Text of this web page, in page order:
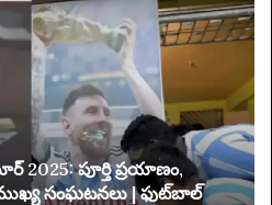
యా
క్సె
స్
ప
మి
తం
చే
య డిసెంబర్ 13, 2025